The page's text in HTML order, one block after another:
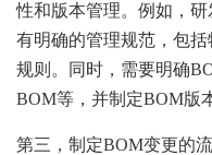
性和版本管理。例如，
有明确的管理规范，包
规则。同时，需要明确
BOM等，并制定BOM版
第三，制定BOM变更的